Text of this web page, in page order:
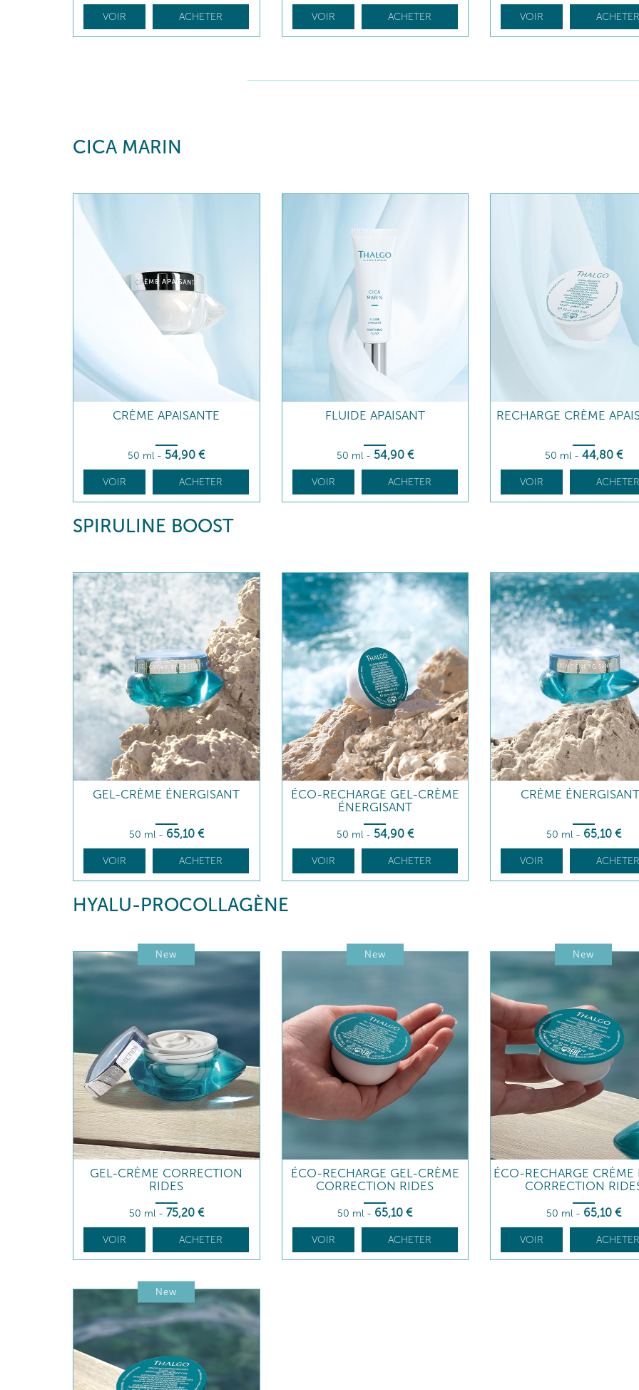
VOIR ACHETER VOIR ACHETER VOIR
CICA MARIN
CRÈME APAISANTE
50 ml - 54,90 €
VOIR ACHETER
FLUIDE APAISANT
50 ml - 54,90 €
VOIR ACHETER
RECHARGE CRÈME
50 ml - 44,80 €
VOIR
SPIRULINE BOOST
GEL-CRÈME ÉNERGISANT
50 ml - 65,10 €
VOIR ACHETER
ÉCO-RECHARGE GEL-CRÈME
ÉNERGISANT
50 ml - 54,90 €
VOIR ACHETER
CRÈME
50 ml - 65,10 €
VOIR
HYALU-PROCOLLAGÈNE
New
GEL-CRÈME CORRECTION
RIDES
50 ml - 75,20 €
VOIR ACHETER
New
ÉCO-RECHARGE GEL-CRÈME
CORRECTION RIDES
50 ml - 65,10 €
VOIR ACHETER
New
ÉCO-RECHARGE CRÈME
CORRECTION
50 ml - 65,10 €
VOIR
New